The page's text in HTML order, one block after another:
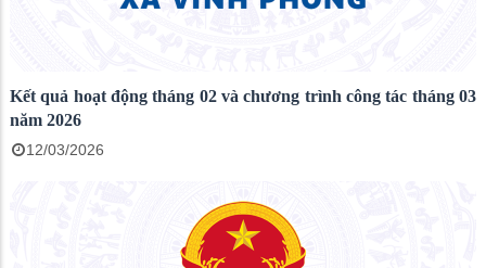
Kết quả hoạt động tháng 02 và chương trình công tác tháng 03
năm 2026
12/03/2026